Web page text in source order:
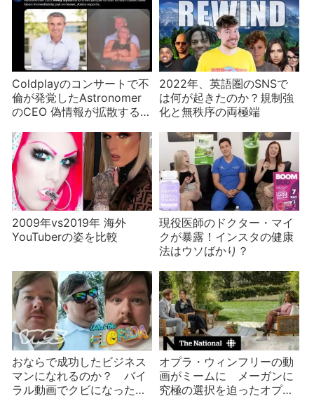
Coldplayのコンサートで不
倫が発覚したAstronomer
のCEO 偽情報が拡散する
2022年、英語圏のSNSで
は何が起きたのか？規制強
化と無秩序の両極端
2009年vs2019年 海外
YouTuberの姿を比較
現役医師のドクター・マイ
クが暴露！インスタの健康
法はウソばかり？
おならで成功したビジネス
マンになれるのか？ バイ
ラル動画でクビになったフ
オプラ・ウィンフリーの動
画がミームに メーガンに
究極の選択を迫ったオプ